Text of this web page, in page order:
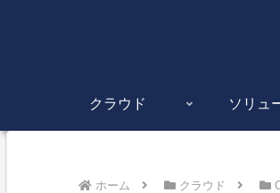
クラウド ソリュ
ホーム クラウド